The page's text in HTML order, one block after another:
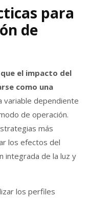
para
de
el impacto del
como una
variable dependiente
de operación.
más
los efectos del
integrada de la luz y
los perfiles